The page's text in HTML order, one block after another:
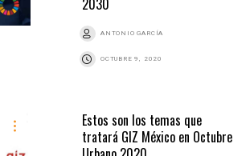
2030
ANTONIO GARCÍA
OCTUBRE 9, 2020
Estos son los temas que
tratará GIZ México en Octubre